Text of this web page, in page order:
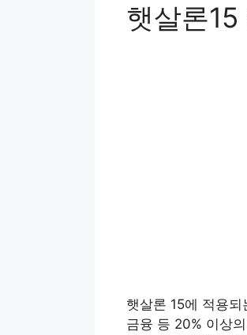
햇살론
햇살론 15에 적용
금융 등 20% 이상